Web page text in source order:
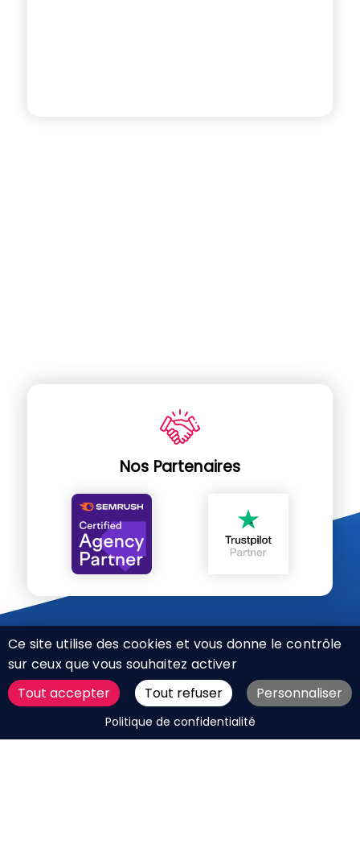
DEMANDER UN DEVIS
Nos Partenaires
CHARTE RÉSEAUX SOCIAUX
MENTIONS LÉGALES
Ce site utilise des cookies et vous donne le contrôle
sur ceux que vous souhaitez activer
Tout accepter
Tout refuser Personnaliser
Politique de confidentialité